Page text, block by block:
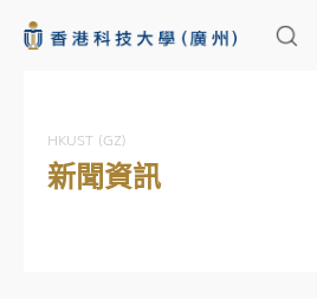
HKUST (GZ)
新聞資訊